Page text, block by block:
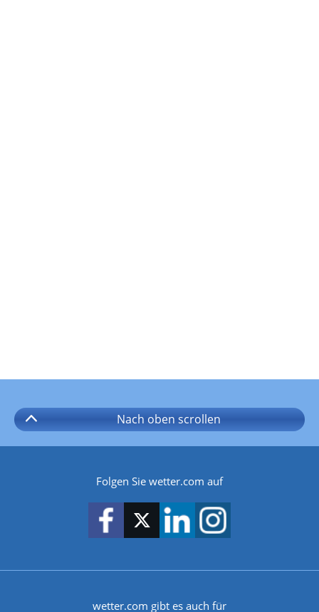
Nach oben scrollen
Folgen Sie wetter.com auf
wetter.com gibt es auch für